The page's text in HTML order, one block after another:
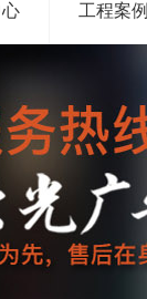
工程案例